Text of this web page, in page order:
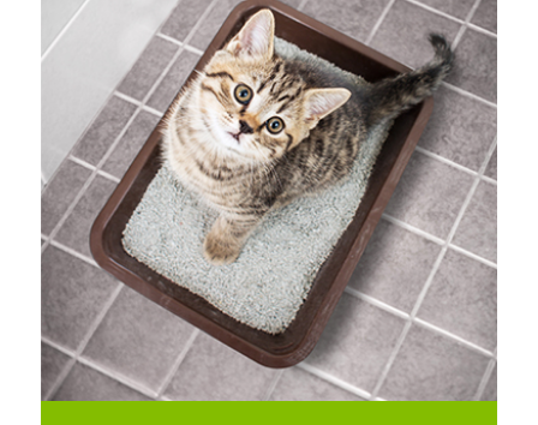
El refrigerador y la estufa son lugares
donde las cucarachas pueden anidar
fácilmente en cualquier época del año, te
damos unos tips de hábitos para mantener